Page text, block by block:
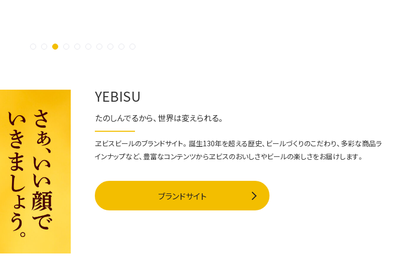
YEBISU
たのしんでるから、世界は変えられる。
ヱビスビールのブランドサイト。誕生130年を超える歴史、ビールづくりのこだわり、多彩な商品ラ
インナップなど、豊富なコンテンツからヱビスのおいしさやビールの楽しさをお届けします。
ブランドサイト